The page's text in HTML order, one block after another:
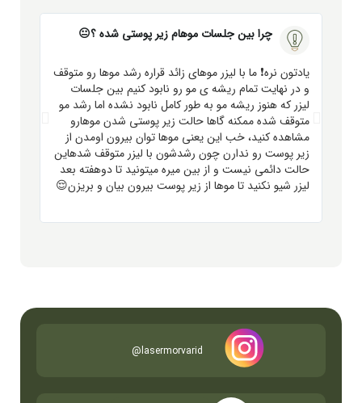
چرا بین جلسات موهام زیر پوستی شده ؟😐
یادتون نره❗️ ما با لیزر موهای زائد قراره رشد موها رو متوقف
و در نهایت تمام ریشه ی مو رو نابود کنیم بین جلسات
لیزر که هنوز ریشه مو به طور کامل نابود نشده اما رشد مو
متوقف شده ممکنه گاها حالت زیر پوستی شدن موهارو
مشاهده کنید، خب این یعنی موها توان بیرون اومدن از
زیر پوست رو ندارن چون رشدشون با لیزر متوقف شدهاین
حالت دائمی نیست و از بین میره میتونید تا دوهفته بعد
لیزر شیو نکنید تا موها از زیر پوست بیرون بیان و بریزن😌
lasermorvarid@